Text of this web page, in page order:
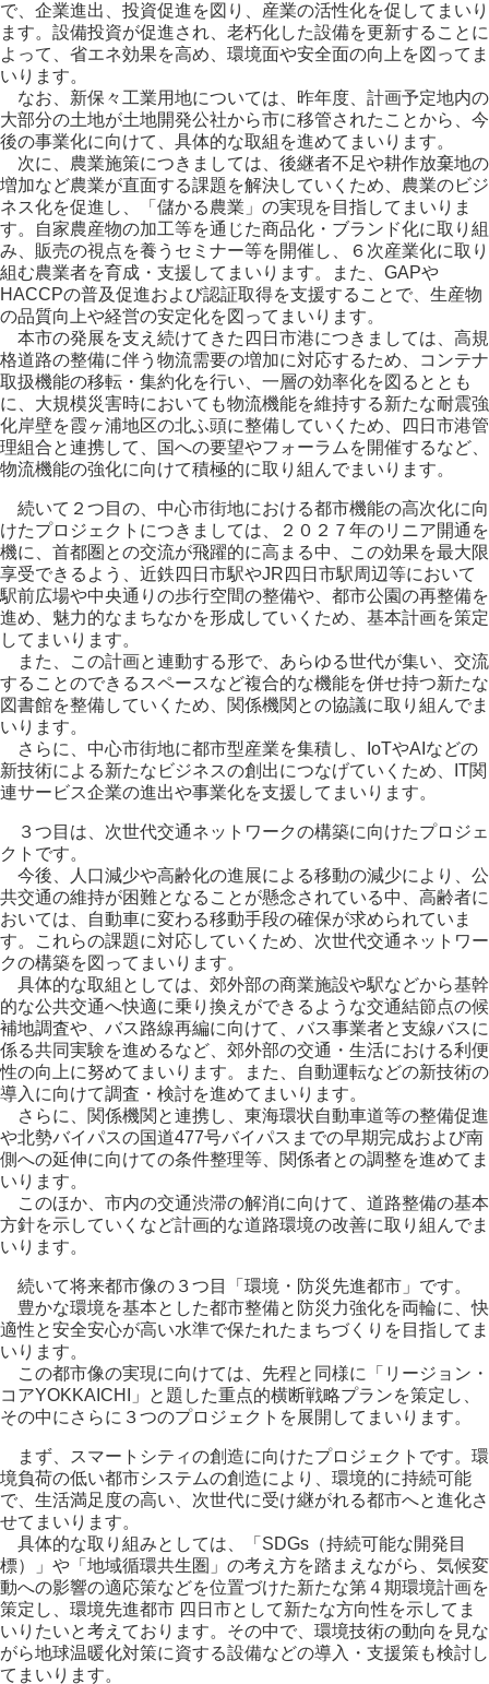
で、企業進出、投資促進を図り、産業の活性化を促してまいり
ます。設備投資が促進され、老朽化した設備を更新することに
よって、省エネ効果を高め、環境面や安全面の向上を図ってま
いります。
なお、新保々工業用地については、昨年度、計画予定地内の
大部分の土地が土地開発公社から市に移管されたことから、今
後の事業化に向けて、具体的な取組を進めてまいります。
次に、農業施策につきましては、後継者不足や耕作放棄地の
増加など農業が直面する課題を解決していくため、農業のビジ
ネス化を促進し、「儲かる農業」の実現を目指してまいりま
す。自家農産物の加工等を通じた商品化・ブランド化に取り組
み、販売の視点を養うセミナー等を開催し、６次産業化に取り
組む農業者を育成・支援してまいります。また、GAPや
HACCPの普及促進および認証取得を支援することで、生産物
の品質向上や経営の安定化を図ってまいります。
本市の発展を支え続けてきた四日市港につきましては、高規
格道路の整備に伴う物流需要の増加に対応するため、コンテナ
取扱機能の移転・集約化を行い、一層の効率化を図るととも
に、大規模災害時においても物流機能を維持する新たな耐震強
化岸壁を霞ヶ浦地区の北ふ頭に整備していくため、四日市港管
理組合と連携して、国への要望やフォーラムを開催するなど、
物流機能の強化に向けて積極的に取り組んでまいります。
続いて２つ目の、中心市街地における都市機能の高次化に向
けたプロジェクトにつきましては、２０２７年のリニア開通を
機に、首都圏との交流が飛躍的に高まる中、この効果を最大限
享受できるよう、近鉄四日市駅やJR四日市駅周辺等において
駅前広場や中央通りの歩行空間の整備や、都市公園の再整備を
進め、魅力的なまちなかを形成していくため、基本計画を策定
してまいります。
また、この計画と連動する形で、あらゆる世代が集い、交流
することのできるスペースなど複合的な機能を併せ持つ新たな
図書館を整備していくため、関係機関との協議に取り組んでま
いります。
さらに、中心市街地に都市型産業を集積し、IoTやAIなどの
新技術による新たなビジネスの創出につなげていくため、IT関
連サービス企業の進出や事業化を支援してまいります。
３つ目は、次世代交通ネットワークの構築に向けたプロジェ
クトです。
今後、人口減少や高齢化の進展による移動の減少により、公
共交通の維持が困難となることが懸念されている中、高齢者に
おいては、自動車に変わる移動手段の確保が求められていま
す。これらの課題に対応していくため、次世代交通ネットワー
クの構築を図ってまいります。
具体的な取組としては、郊外部の商業施設や駅などから基幹
的な公共交通へ快適に乗り換えができるような交通結節点の候
補地調査や、バス路線再編に向けて、バス事業者と支線バスに
係る共同実験を進めるなど、郊外部の交通・生活における利便
性の向上に努めてまいります。また、自動運転などの新技術の
導入に向けて調査・検討を進めてまいります。
さらに、関係機関と連携し、東海環状自動車道等の整備促進
や北勢バイパスの国道477号バイパスまでの早期完成および南
側への延伸に向けての条件整理等、関係者との調整を進めてま
いります。
このほか、市内の交通渋滞の解消に向けて、道路整備の基本
方針を示していくなど計画的な道路環境の改善に取り組んでま
いります。
続いて将来都市像の３つ目「環境・防災先進都市」です。
豊かな環境を基本とした都市整備と防災力強化を両輪に、快
適性と安全安心が高い水準で保たれたまちづくりを目指してま
いります。
この都市像の実現に向けては、先程と同様に「リージョン・
コアYOKKAICHI」と題した重点的横断戦略プランを策定し、
その中にさらに３つのプロジェクトを展開してまいります。
まず、スマートシティの創造に向けたプロジェクトです。環
境負荷の低い都市システムの創造により、環境的に持続可能
で、生活満足度の高い、次世代に受け継がれる都市へと進化さ
せてまいります。
具体的な取り組みとしては、「SDGs（持続可能な開発目
標）」や「地域循環共生圏」の考え方を踏まえながら、気候変
動への影響の適応策などを位置づけた新たな第４期環境計画を
策定し、環境先進都市 四日市として新たな方向性を示してま
いりたいと考えております。その中で、環境技術の動向を見な
がら地球温暖化対策に資する設備などの導入・支援策も検討し
てまいります。